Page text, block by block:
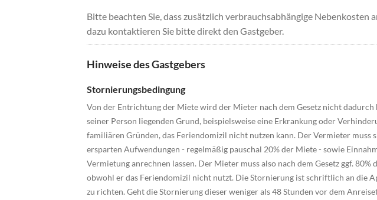
Bitte beachten Sie, dass zusätzlich verbrauchsabhängige Nebenkosten
dazu kontaktieren Sie bitte direkt den Gastgeber.
Hinweise des Gastgebers
Stornierungsbedingung
Von der Entrichtung der Miete wird der Mieter nach dem Gesetz nicht dadurch
seiner Person liegenden Grund, beispielsweise eine Erkrankung oder
familiären Gründen, das Feriendomizil nicht nutzen kann. Der Vermieter muss
ersparten Aufwendungen - regelmäßig pauschal 20% der Miete - sowie
Vermietung anrechnen lassen. Der Mieter muss also nach dem Gesetz ggf.
obwohl er das Feriendomizil nicht nutzt. Die Stornierung ist schriftlich an die
zu richten. Geht die Stornierung dieser weniger als 48 Stunden vor dem